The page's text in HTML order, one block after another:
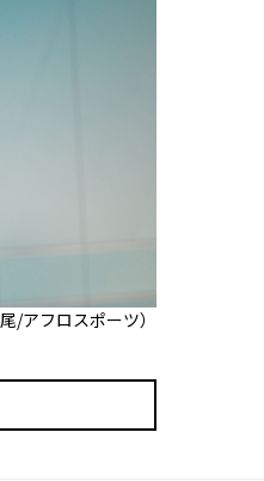
/アフロスポーツ）